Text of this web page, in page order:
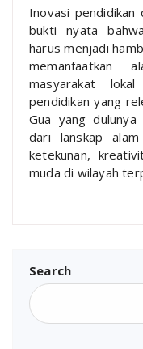
Inovasi pendidikan
bukti nyata
harus menjadi
memanfaatkan
masyarakat
pendidikan yang
Gua yang
dari lanskap
ketekunan,
muda di wilayah
Search